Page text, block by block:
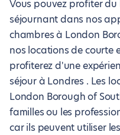
Vous pouvez profiter
séjournant dans nos
chambres à London
nos locations de courte
profiterez d'une
séjour à Londres . Les
London Borough of
familles ou les
car ils peuvent utiliser